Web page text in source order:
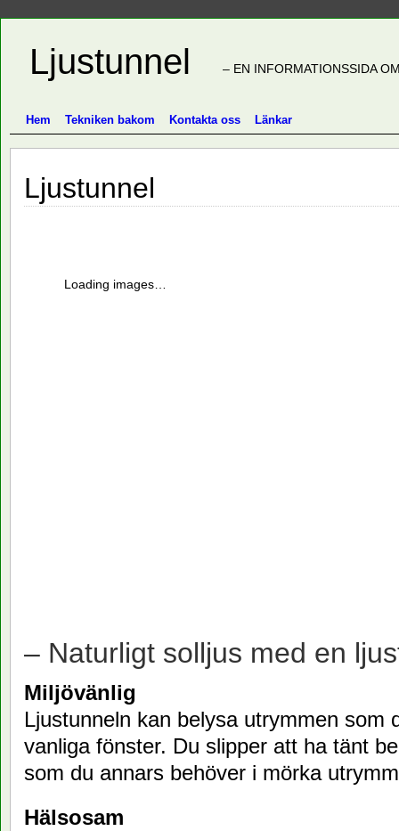
Ljustunnel – EN INFORMATIONSSIDA
Hem Tekniken bakom Kontakta oss Länkar
Ljustunnel
Loading images…
– Naturligt solljus med en
Miljövänlig
Ljustunneln kan belysa utrymmen som
vanliga fönster. Du slipper att ha tänt
som du annars behöver i mörka
Hälsosam